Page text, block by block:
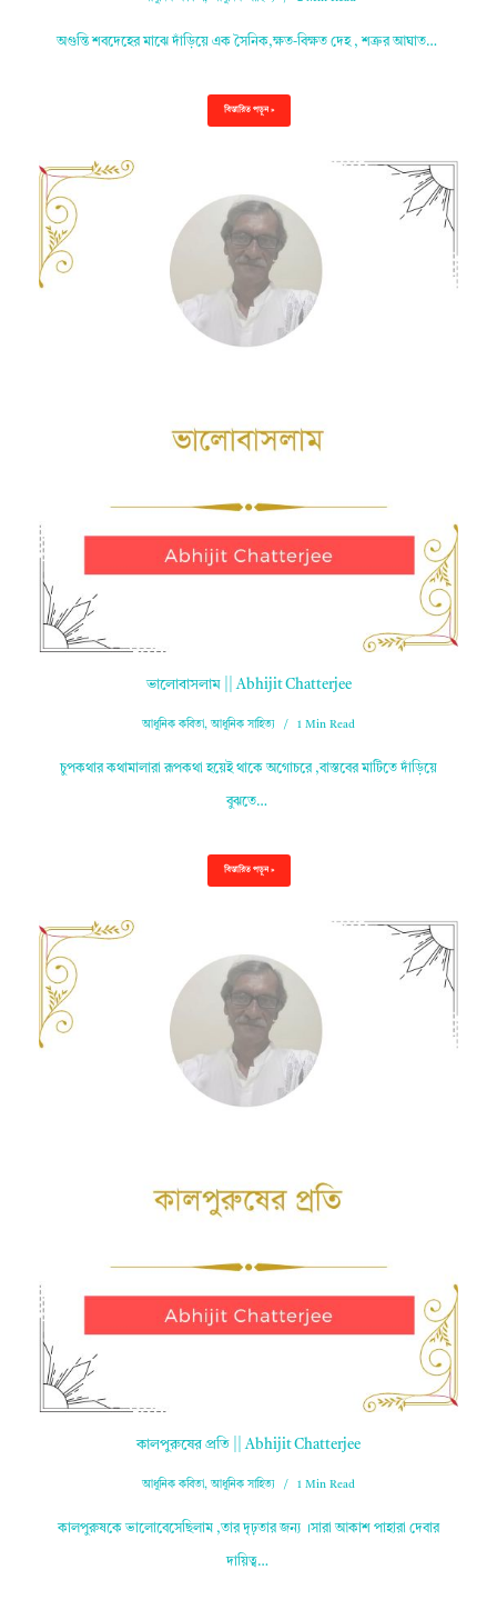
অগুন্তি শবদেহের মাঝে দাঁড়িয়ে এক সৈনিক,ক্ষত-বিক্ষত দেহ , শত্রুর আঘাত…
বিস্তারিত পড়ুন »
ভালোবাসলাম || Abhijit Chatterjee
আধুনিক কবিতা,আধুনিক সাহিত্য 1 Min Read
চুপকথার কথামালারা রূপকথা হয়েই থাকে অগোচরে ,বাস্তবের মাটিতে দাঁড়িয়ে
বুঝতে…
বিস্তারিত পড়ুন »
কালপুরুষের প্রতি || Abhijit Chatterjee
আধুনিক কবিতা,আধুনিক সাহিত্য 1 Min Read
কালপুরুষকে ভালোবেসেছিলাম ,তার দৃঢ়তার জন্য ।সারা আকাশ পাহারা দেবার
দায়িত্ব…